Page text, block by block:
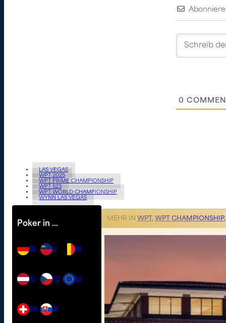
0
LAS VEGAS
WPT 2025
WPT PRIME CHAMPIONSHIP
WPT S23
WPT WORLD CHAMPIONSHIP
WYNN LAS VEGAS
Poker in …
DE
AT
CH
LI
CZ
SK
BE
EU
MEHR IN WPT , WPT CHAMPIONSHIP